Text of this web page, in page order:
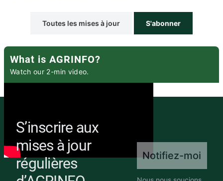
Toutes les mises à jour S'abonner
What is AGRINFO?
Watch our 2-min video.
S’inscrire aux
mises à jour
régulières
Notifiez-moi